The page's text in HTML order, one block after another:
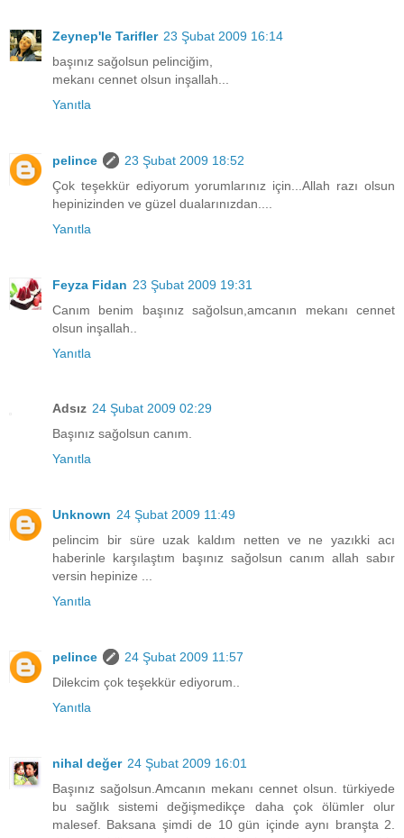
Zeynep'le Tarifler 23 Şubat 2009 16:14
başınız sağolsun pelinciğim,
mekanı cennet olsun inşallah...
Yanıtla
pelince
23 Şubat 2009 18:52
Çok teşekkür ediyorum yorumlarınız için...Allah razı olsun
hepinizinden ve güzel dualarınızdan....
Yanıtla
Feyza Fidan 23 Şubat 2009 19:31
Canım benim başınız sağolsun,amcanın mekanı cennet
olsun inşallah..
Yanıtla
Adsız 24 Şubat 2009 02:29
Başınız sağolsun canım.
Yanıtla
Unknown 24 Şubat 2009 11:49
pelincim bir süre uzak kaldım netten ve ne yazıkki acı
haberinle karşılaştım başınız sağolsun canım allah sabır
versin hepinize ...
Yanıtla
pelince
24 Şubat 2009 11:57
Dilekcim çok teşekkür ediyorum..
Yanıtla
nihal değer 24 Şubat 2009 16:01
Başınız sağolsun.Amcanın mekanı cennet olsun. türkiyede
bu sağlık sistemi değişmedikçe daha çok ölümler olur
malesef. Baksana şimdi de 10 gün içinde aynı branşta 2.